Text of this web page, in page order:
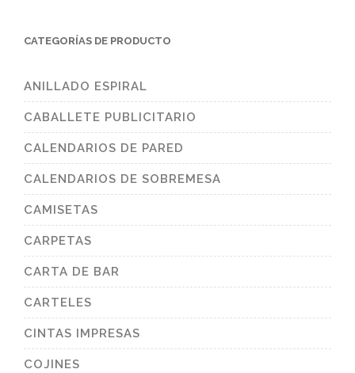
CATEGORÍAS DE PRODUCTO
ANILLADO ESPIRAL
CABALLETE PUBLICITARIO
CALENDARIOS DE PARED
CALENDARIOS DE SOBREMESA
CAMISETAS
CARPETAS
CARTA DE BAR
CARTELES
CINTAS IMPRESAS
COJINES